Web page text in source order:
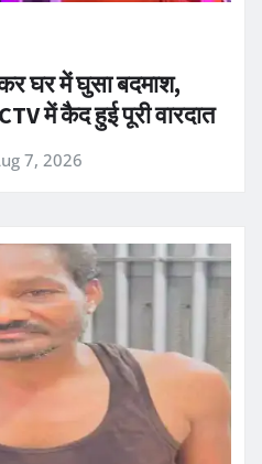
घर में घुसा बदमाश,
में कैद हुई पूरी वारदात
7, 2026